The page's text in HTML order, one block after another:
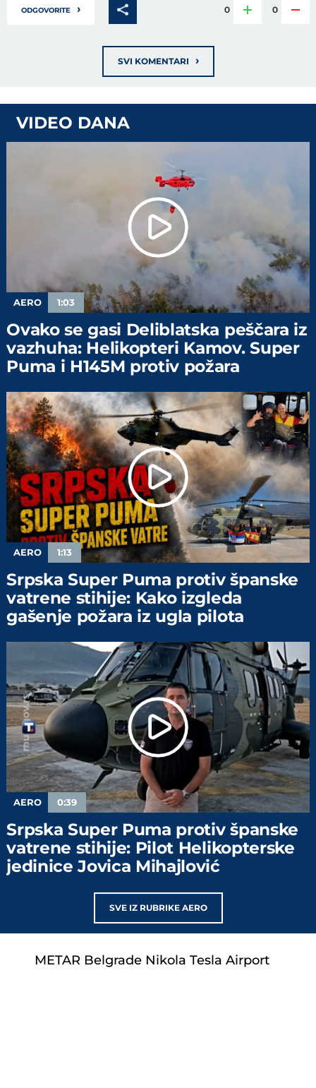
ODGOVORITE › 0 0
SVI KOMENTARI ›
VIDEO DANA
AERO 1:03
Ovako se gasi Deliblatska peščara iz
vazhuha: Helikopteri Kamov. Super
Puma i H145M protiv požara
AERO 1:13
Srpska Super Puma protiv španske
vatrene stihije: Kako izgleda
gašenje požara iz ugla pilota
AERO 0:39
Srpska Super Puma protiv španske
vatrene stihije: Pilot Helikopterske
jedinice Jovica Mihajlović
SVE IZ RUBRIKE AERO
METAR Belgrade Nikola Tesla Airport